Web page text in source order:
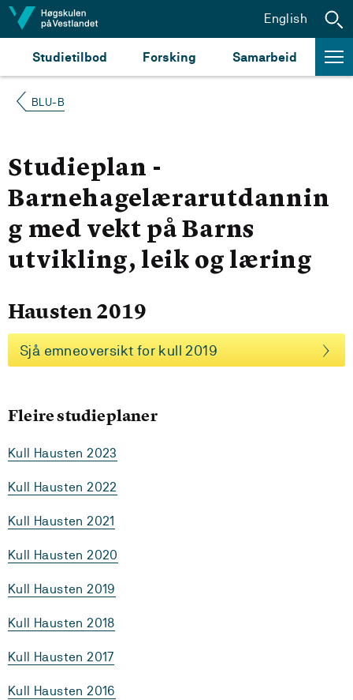
Hopp til innhald
Studietilbod Forsking Samarbeid
English
BLU-B
Studieplan -
Barnehagelærarutdannin
g med vekt på Barns
utvikling, leik og læring
Hausten 2019
Sjå emneoversikt for kull 2019
Fleire studieplaner
Kull Hausten 2023
Kull Hausten 2022
Kull Hausten 2021
Kull Hausten 2020
Kull Hausten 2019
Kull Hausten 2018
Kull Hausten 2017
Kull Hausten 2016